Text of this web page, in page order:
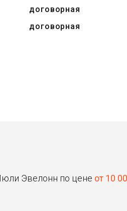
договорная
договорная
Эвелонн по цене от 10